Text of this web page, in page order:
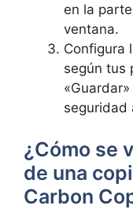
en‍ la
ventana.
Configura
según tus
seguridad
¿Cómo se
de una
Carbon